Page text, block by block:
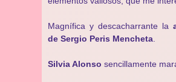
Magnífica y descacharrante la
de Sergio Peris Mencheta
Silvia Alonso sencillamente